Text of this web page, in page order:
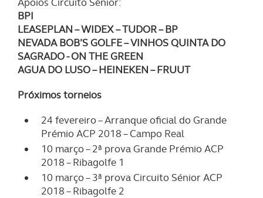
O ACP garantirá que as transferências internacionais de
dados pessoais serão realizadas apenas com o seu
consentimento e quando tal se afigure estritamente
necessário no contexto dos serviços a prestar.
Realçamos que o bloqueio de certo tipo de Cookies e
experiência de navegação no Website e nos serviços
disponibilizados.
Consulte a política de cookies do site.
BPI
LEASEPLAN– WIDEX– TUDOR– BP
NEVADA BOB’S GOLFE– VINHOS QUINTA DO
SAGRADO - ON THE GREEN
AGUA DO LUSO– HEINEKEN– FRUUT
Próximos torneios
24 fevereiro – Arranque oficial do Grande
Prémio ACP 2018 – Campo Real
10 março – 2ª prova Grande Prémio ACP
2018 – Ribagolfe 1
10 março – 3ª prova Circuito Sénior ACP
2018 – Ribagolfe 2